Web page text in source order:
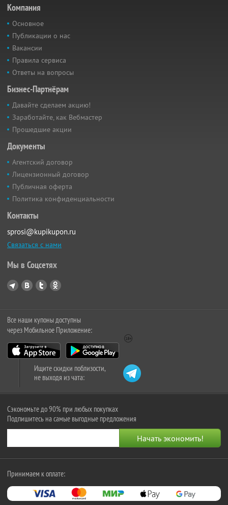
Компания
Основное
Публикации о нас
Вакансии
Правила сервиса
Ответы на вопросы
Бизнес-Партнёрам
Давайте сделаем акцию!
Заработайте, как Вебмастер
Прошедшие акции
Документы
Агентский договор
Лицензионный договор
Публичная оферта
Политика конфиденциальности
Контакты
sprosi@kupikupon.ru
Связаться с нами
Мы в Соцсетях
Все наши купоны доступны
через Мобильное Приложение:
Ищите скидки поблизости,
не выходя из чата:
Сэкономьте до 90% при любых покупках
Подпишитесь на самые выгодные предложения
Принимаем к оплате: